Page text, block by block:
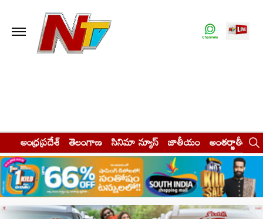
ఆంధ్రప్రదేశ్ తెలంగాణ సినిమా న్యూస్ జాతీయం అంతర్జాతీయం